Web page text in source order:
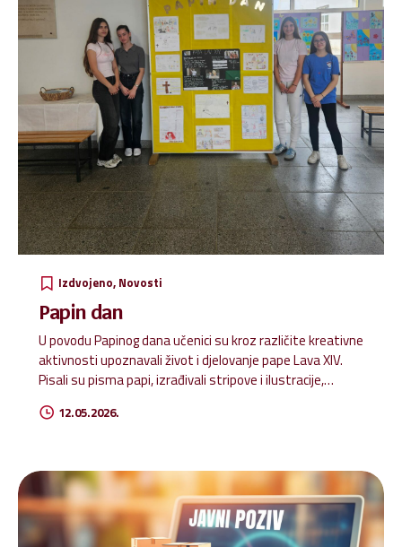
Izdvojeno Novosti
Papin dan
U povodu Papinog dana učenici su kroz različite kreativne
aktivnosti upoznavali život i djelovanje pape Lava XIV.
Pisali su pisma papi, izrađivali stripove i ilustracije,
radovi izloženi su u prostoru škole te prikazuju trud,
12.05.2026.